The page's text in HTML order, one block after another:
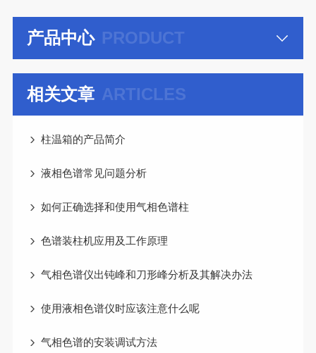
PRODUCT
产品中心
ARTICLES
相关文章
柱温箱的产品简介
液相色谱常见问题分析
如何正确选择和使用气相色谱柱
色谱装柱机应用及工作原理
气相色谱仪出钝峰和刀形峰分析及其解决办法
使用液相色谱仪时应该注意什么呢
气相色谱的安装调试方法